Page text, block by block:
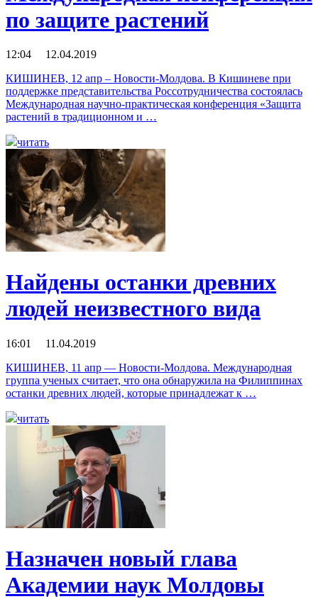
по защите растений
12:04 12.04.2019
КИШИНЕВ, 12 апр – Новости-Молдова. В Кишиневе при
поддержке представительства Россотрудничества состоялась
Международная научно-практическая конференция «Защита
растений в традиционном и …
читать
Найдены останки древних
людей неизвестного вида
16:01 11.04.2019
КИШИНЕВ, 11 апр — Новости-Молдова. Международная
группа ученых считает, что она обнаружила на Филиппинах
останки древних людей, которые принадлежат к …
читать
Назначен новый глава
Академии наук Молдовы